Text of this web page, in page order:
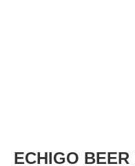
ECHIGO BEER